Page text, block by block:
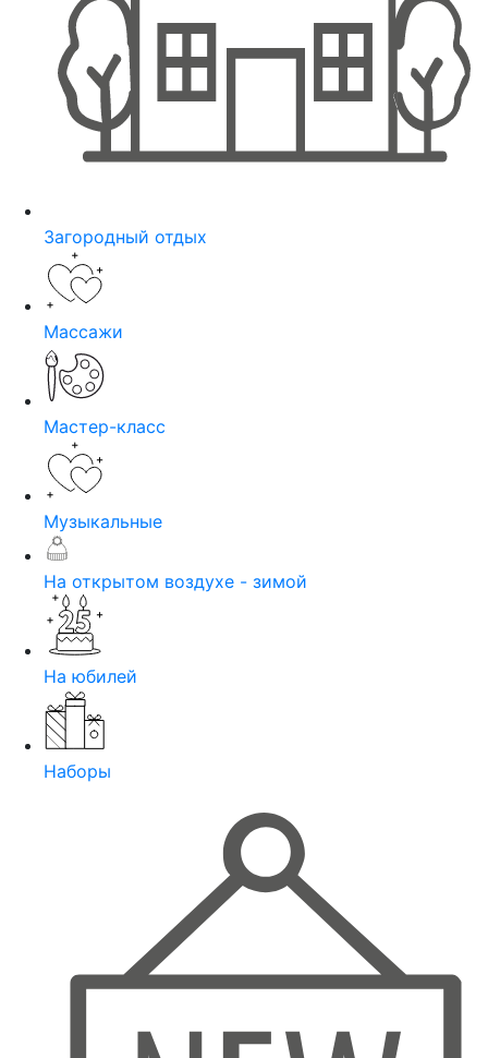
Загородный отдых
Массажи
Мастер-класс
Музыкальные
На открытом воздухе - зимой
На юбилей
Наборы